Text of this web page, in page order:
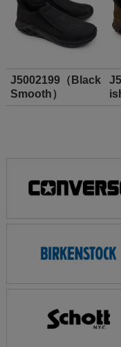
J5002199（Black
Smooth）